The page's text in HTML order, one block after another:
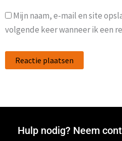
Mijn naam, e-mail en site
volgende keer wanneer ik een
Hulp nodig? Neem